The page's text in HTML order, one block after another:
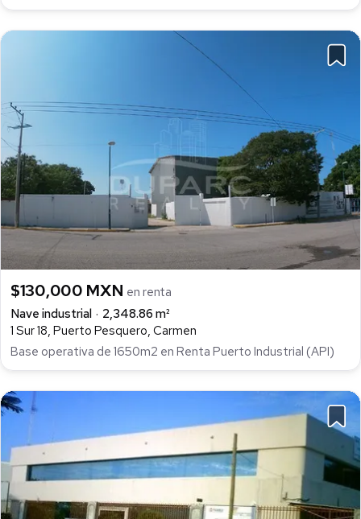
$130,000 MXN en renta
Nave industrial
2,348.86 m²
1 Sur 18, Puerto Pesquero, Carmen
Base operativa de 1650m2 en Renta Puerto Industrial (API)